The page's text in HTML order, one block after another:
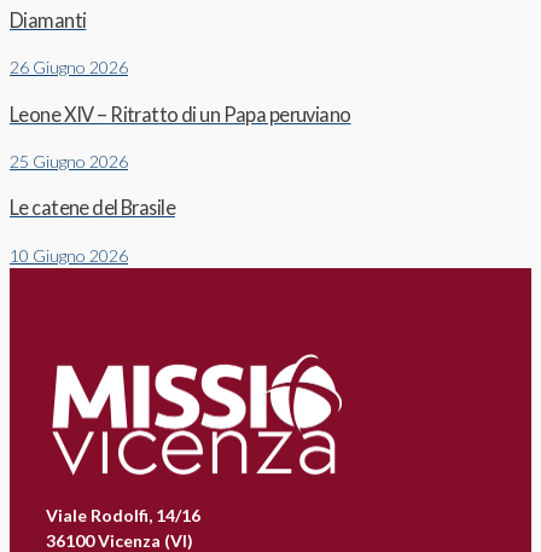
Diamanti
26 Giugno 2026
Leone XIV – Ritratto di un Papa peruviano
25 Giugno 2026
Le catene del Brasile
10 Giugno 2026
Viale Rodolfi, 14/16
36100 Vicenza (VI)